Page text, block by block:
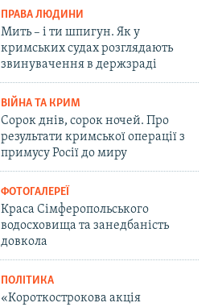
ПРАВА ЛЮДИНИ
Мить – і ти шпигун. Як у
кримських судах розглядають
звинувачення в держзраді
ВІЙНА ТА КРИМ
Сорок днів, сорок ночей. Про
результати кримської операції з
примусу Росії до миру
ФОТОГАЛЕРЕЇ
Краса Сімферопольського
водосховища та занедбаність
довкола
ПОЛІТИКА
«Короткострокова акція